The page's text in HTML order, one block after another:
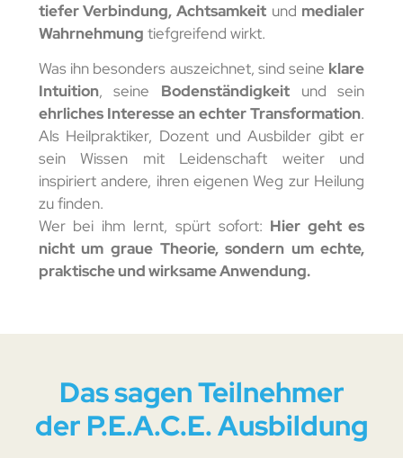
tieferVerbindung, Achtsamkeit und medialer
Wahrnehmung tiefgreifend wirkt.
Was ihn besonders auszeichnet, sind seine klare
Intuition, seine Bodenständigkeit und sein
ehrliches Interesse an echter Transformation.
Als Heilpraktiker, Dozent und Ausbilder gibt er
sein Wissen mit Leidenschaft weiter und
inspiriert andere, ihren eigenen Weg zur Heilung
zu finden.
Wer bei ihm lernt, spürt sofort: Hier geht es
nicht um graue Theorie, sondern um echte,
praktische und wirksame Anwendung.
Das sagen Teilnehmer
der P.E.A.C.E. Ausbildung